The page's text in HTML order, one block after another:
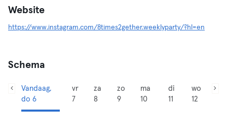
Website
https://www.instagram.com/8times2gether.weeklyparty/?hl=en
Schema
Vandaag,
do 6
vr
7
za
8
zo
9
ma
10
di
11
wo
12